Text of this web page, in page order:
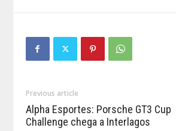
Previous article
Alpha Esportes: Porsche GT3 Cup
Challenge chega a Interlagos